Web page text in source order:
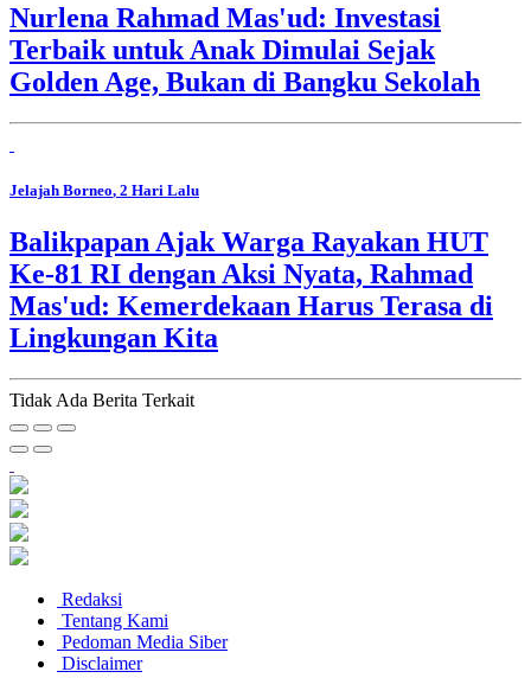
Nurlena Rahmad Mas'ud: Investasi
Terbaik untuk Anak Dimulai Sejak
Golden Age, Bukan di Bangku Sekolah
Jelajah Borneo, 2 Hari Lalu
Balikpapan Ajak Warga Rayakan HUT
Ke-81 RI dengan Aksi Nyata, Rahmad
Mas'ud: Kemerdekaan Harus Terasa di
Lingkungan Kita
Tidak Ada Berita Terkait
Redaksi
Tentang Kami
Pedoman Media Siber
Disclaimer